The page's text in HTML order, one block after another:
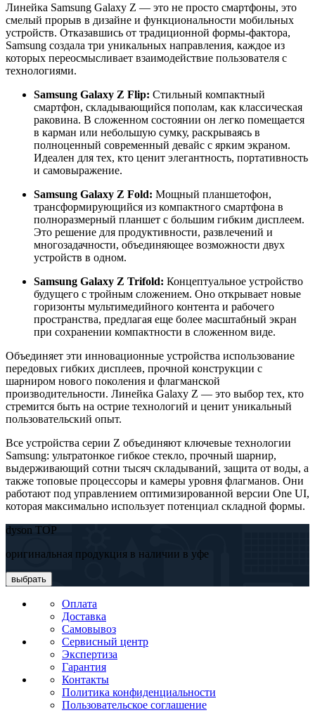
Линейка Samsung Galaxy Z — это не просто смартфоны, это
смелый прорыв в дизайне и функциональности мобильных
устройств. Отказавшись от традиционной формы-фактора,
Samsung создала три уникальных направления, каждое из
которых переосмысливает взаимодействие пользователя с
технологиями.
Samsung Galaxy Z Flip: Стильный компактный
смартфон, складывающийся пополам, как классическая
раковина. В сложенном состоянии он легко помещается
в карман или небольшую сумку, раскрываясь в
полноценный современный девайс с ярким экраном.
Идеален для тех, кто ценит элегантность, портативность
и самовыражение.
Samsung Galaxy Z Fold: Мощный планшетофон,
трансформирующийся из компактного смартфона в
полноразмерный планшет с большим гибким дисплеем.
Это решение для продуктивности, развлечений и
многозадачности, объединяющее возможности двух
устройств в одном.
Samsung Galaxy Z Trifold: Концептуальное устройство
будущего с тройным сложением. Оно открывает новые
горизонты мультимедийного контента и рабочего
пространства, предлагая еще более масштабный экран
при сохранении компактности в сложенном виде.
Объединяет эти инновационные устройства использование
передовых гибких дисплеев, прочной конструкции с
шарниром нового поколения и флагманской
производительности. Линейка Galaxy Z — это выбор тех, кто
стремится быть на острие технологий и ценит уникальный
пользовательский опыт.
Все устройства серии Z объединяют ключевые технологии
Samsung: ультратонкое гибкое стекло, прочный шарнир,
выдерживающий сотни тысяч складываний, защита от воды, а
также топовые процессоры и камеры уровня флагманов. Они
работают под управлением оптимизированной версии One UI,
которая максимально использует потенциал складной формы.
dyson TOP
оригинальная продукция в наличии в уфе
выбрать
Оплата
Доставка
Самовывоз
Сервисный центр
Экспертиза
Гарантия
Контакты
Политика конфиденциальности
Пользовательское соглашение